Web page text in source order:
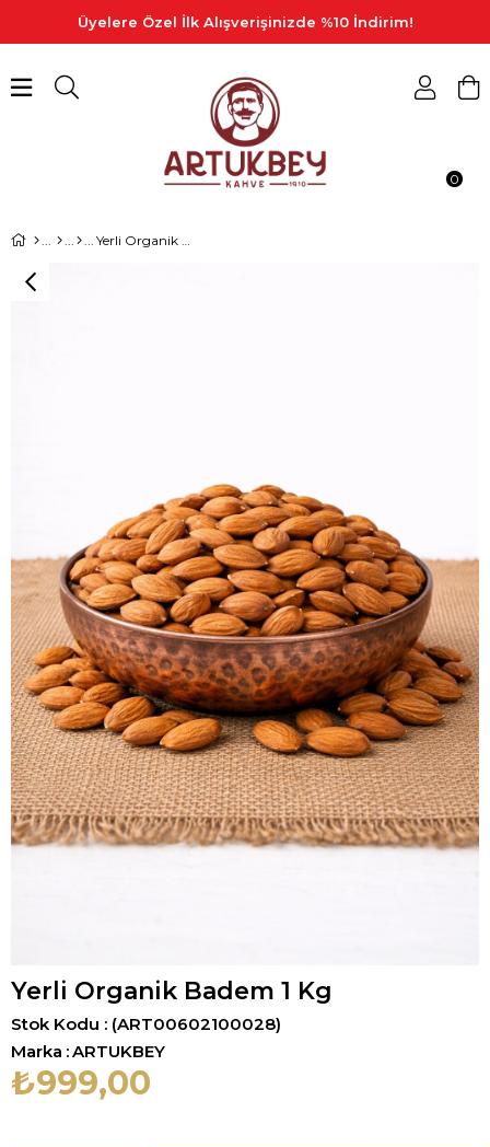
Üyelere Özel İlk Alışverişinizde %10 İndirim!
0
Yerli Organik Badem 1 Kg
Yerli Organik Badem 1 Kg
Stok Kodu
(ART00602100028)
Marka :ARTUKBEY
₺999,00